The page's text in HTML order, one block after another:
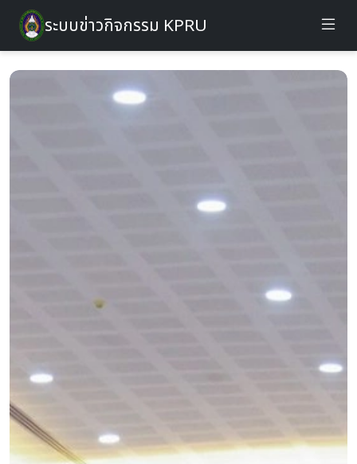
ระบบข่าวกิจกรรม KPRU